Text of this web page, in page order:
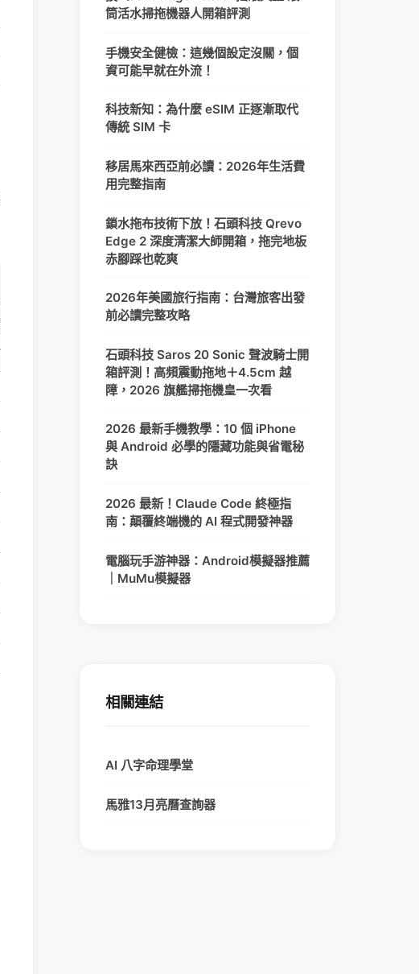
筒活水掃拖機器人開箱評測
手機安全健檢：這幾個設定沒關，個
資可能早就在外流！
科技新知：為什麼 eSIM 正逐漸取代
傳統 SIM 卡
移居馬來西亞前必讀：2026年生活費
用完整指南
鎖水拖布技術下放！石頭科技 Qrevo
Edge 2 深度清潔大師開箱，拖完地板
赤腳踩也乾爽
2026年美國旅行指南：台灣旅客出發
前必讀完整攻略
石頭科技 Saros 20 Sonic 聲波騎士開
箱評測！高頻震動拖地＋4.5cm 越
障，2026 旗艦掃拖機皇一次看
2026 最新手機教學：10 個 iPhone
與 Android 必學的隱藏功能與省電秘
訣
2026 最新！Claude Code 終極指
南：顛覆終端機的 AI 程式開發神器
電腦玩手游神器：Android模擬器推薦
｜MuMu模擬器
相關連結
AI 八字命理學堂
馬雅13月亮曆查詢器